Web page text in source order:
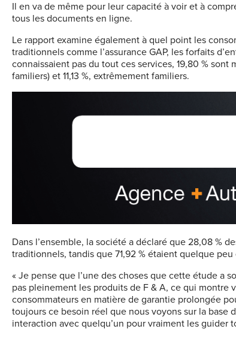
Il en va de même pour leur capacité à voir et à
tous les documents en ligne.
Le rapport examine également à quel point les
traditionnels comme l’assurance GAP, les forfaits
connaissaient pas du tout ces services, 19,80 %
familiers) et 11,13 %, extrêmement familiers.
Dans l’ensemble, la société a déclaré que 28,08 %
traditionnels, tandis que 71,92 % étaient quelque
« Je pense que l’une des choses que cette étude a
pas pleinement les produits de F & A, ce qui montre
consommateurs en matière de garantie prolongée
toujours ce besoin réel que nous voyons sur la
interaction avec quelqu’un pour vraiment les guider